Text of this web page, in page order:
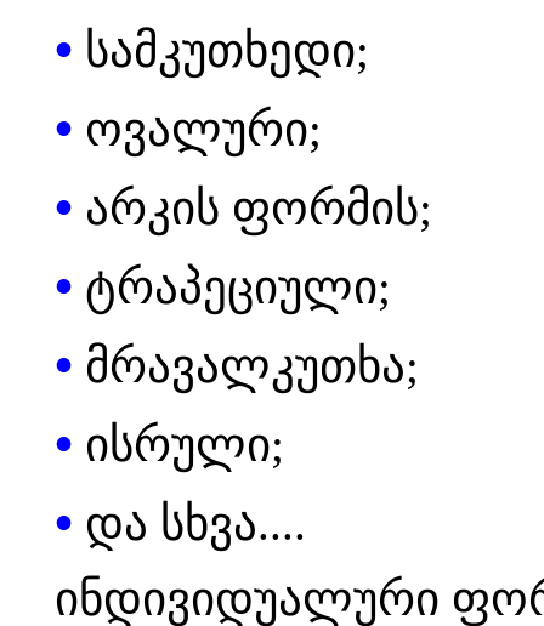
• სამკუთხედი;
• ოვალური;
• არკის ფორმის;
• ტრაპეციული;
• მრავალკუთხა;
• ისრული;
• და სხვა....
ინდივიდუალური